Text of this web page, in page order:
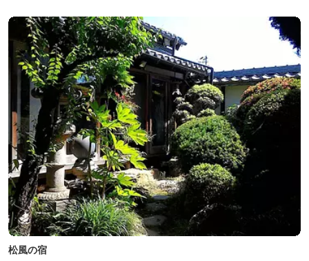
松風の宿